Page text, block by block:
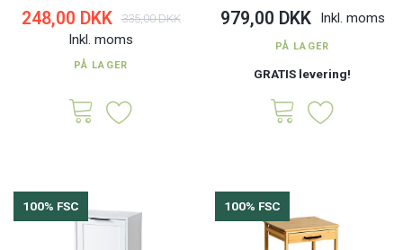
248,00 DKK 335,00 DKK
Inkl. moms
PÅ LAGER
979,00 DKK Inkl. moms
PÅ LAGER
GRATIS levering!
100% FSC 100% FSC